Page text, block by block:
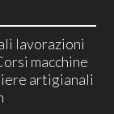
lavorazioni
macchine
artigianali